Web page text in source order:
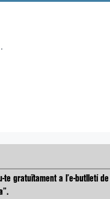
te gratuïtament a l’e-butlletí de